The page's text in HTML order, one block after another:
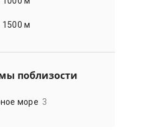
м
поблизости
море 3